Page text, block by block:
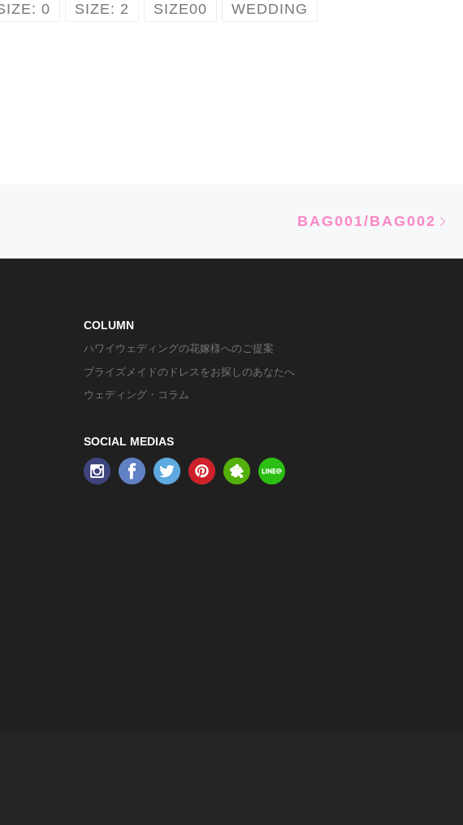
0 SIZE: 2 SIZE00 WEDDING
BAG001/BAG002
COLUMN
ハワイウェディングの花嫁様へのご提案
ブライズメイドのドレスをお探しのあなたへ
ウェディング・コラム
SOCIAL MEDIAS